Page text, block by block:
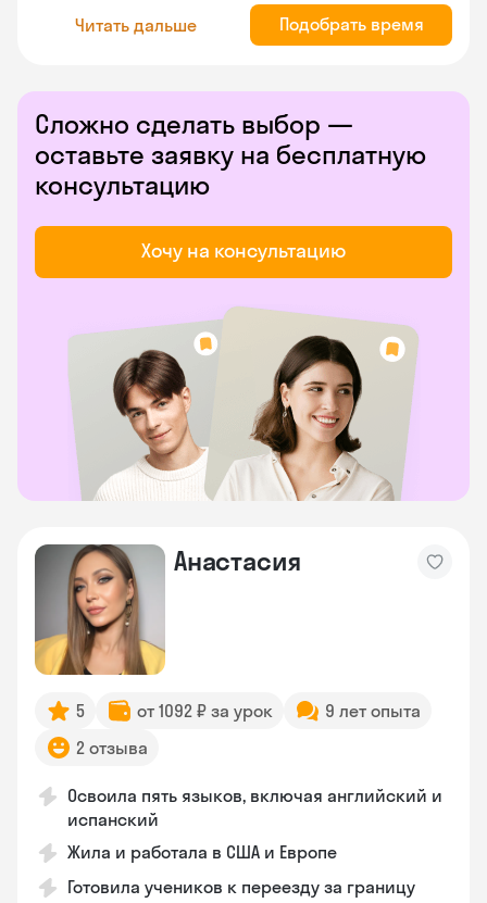
Читать дальше Подобрать время
Сложно сделать выбор —
оставьте заявку на бесплатную
консультацию
Хочу на консультацию
Анастасия
5 от 1092 ₽ за урок
9 лет опыта
2 отзыва
Освоила пять языков, включая английский и
испанский
Жила и работала в США и Европе
Готовила учеников к переезду за границу